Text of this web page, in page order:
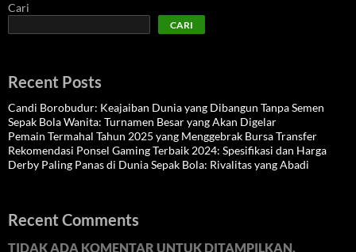
Cari
CARI
Recent Posts
Candi Borobudur: Keajaiban Dunia yang Dibangun Tanpa Semen
Sepak Bola Wanita: Turnamen Besar yang Akan Digelar
Pemain Termahal Tahun 2025 yang Menggebrak Bursa Transfer
Rekomendasi Ponsel Gaming Terbaik 2024: Spesifikasi dan Harga
Derby Paling Panas di Dunia Sepak Bola: Rivalitas yang Abadi
Recent Comments
TIDAK ADA KOMENTAR UNTUK DITAMPILKAN.